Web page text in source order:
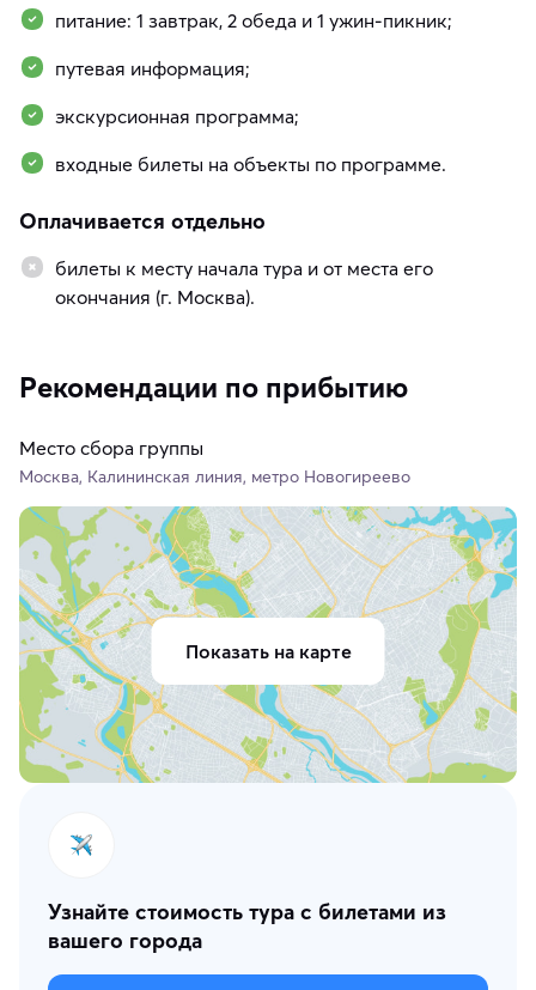
питание: 1 завтрак, 2 обеда и 1 ужин-пикник;
путевая информация;
экскурсионная программа;
входные билеты на объекты по программе.
Оплачивается отдельно
билеты к месту начала тура и от места его
окончания (г. Москва).
Рекомендации по прибытию
Место сбора группы
Москва, Калининская линия, метро Новогиреево
Показать на карте
Узнайте стоимость тура с билетами из
вашего города